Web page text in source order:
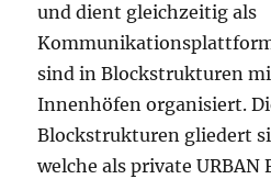
und dient gleichzeitig als
sind in Blockstrukturen
Innenhöfen organisiert.
Blockstrukturen gliedert
welche als private URBAN